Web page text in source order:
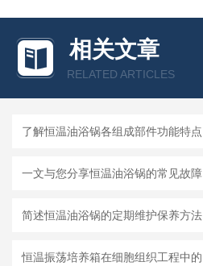
相关文章
RELATED ARTICLES
简述恒温油浴锅的定期维护保养方法